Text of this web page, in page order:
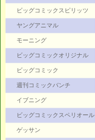
ビッグコミックスピリッツ
ヤングアニマル
モーニング
ビッグコミックオリジナル
ビッグコミック
週刊コミックバンチ
イブニング
ビッグコミックスペリオール
ゲッサン